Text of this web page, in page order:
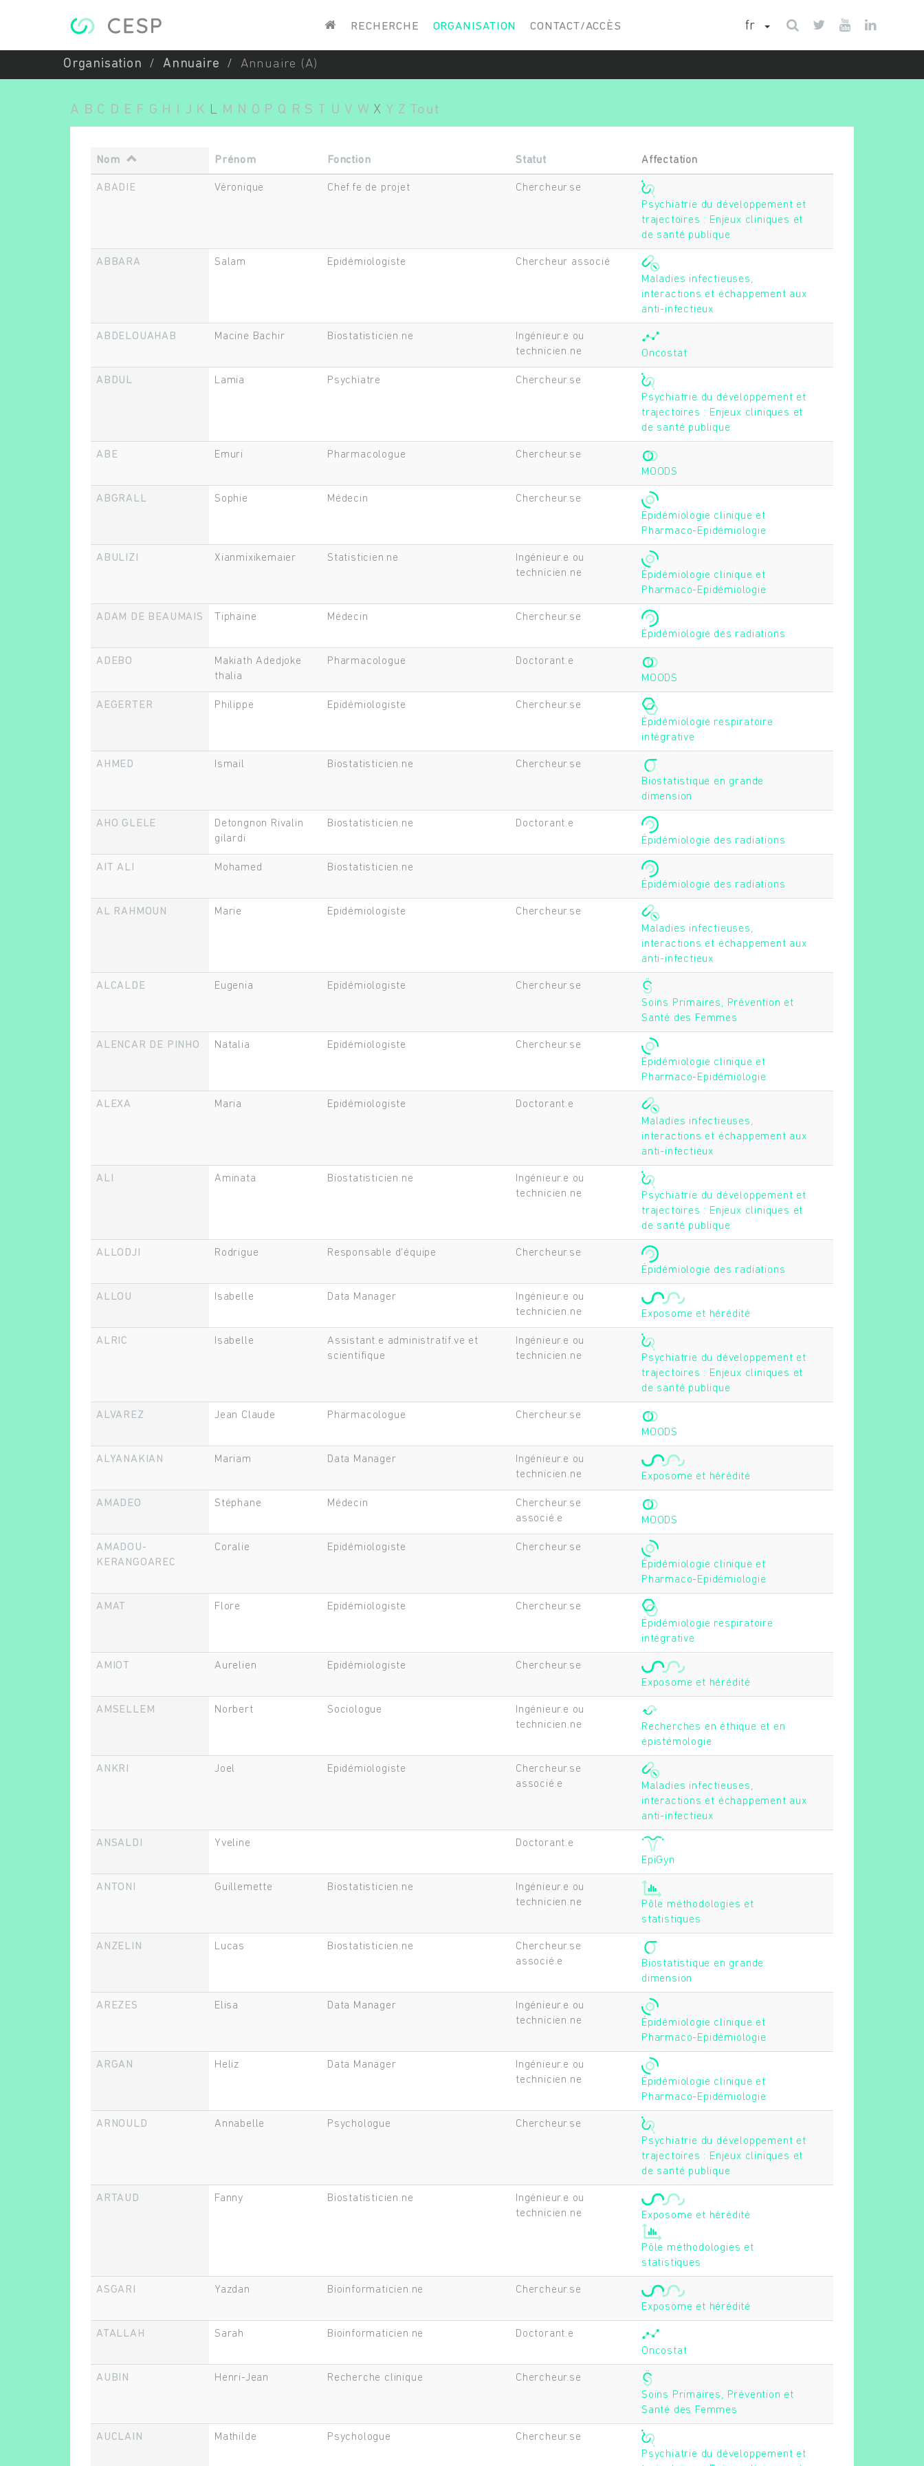
RECHERCHE ORGANISATION CONTACT/ACCÈS fr
Organisation Annuaire Annuaire (A)
A B C D E F G H J K L M N O P Q R S T U V W X Y Z Tout
Nom Prénom Fonction Statut Affectation
ABADIE Véronique Chef.fe de projet
Chercheur.se
Psychiatrie du développement et
trajectoires : Enjeux cliniques et
de santé publique
ABBARA Salam Epidémiologiste
Chercheur associé
Maladies infectieuses,
interactions et échappement aux
anti-infectieux
ABDELOUAHAB Macine Bachir Biostatisticien.ne
Ingénieur.e ou
technicien.ne
Oncostat
ABDUL Lamia Psychiatre
Chercheur.se
Psychiatrie du développement et
trajectoires : Enjeux cliniques et
de santé publique
ABE Emuri Pharmacologue
Chercheur.se
MOODS
ABGRALL Sophie Médecin
Chercheur.se
Épidémiologie clinique et
Pharmaco-Epidémiologie
ABULIZI Xianmixikemaier Statisticien.ne
Ingénieur.e ou
technicien.ne
Épidémiologie clinique et
Pharmaco-Epidémiologie
ADAM DE BEAUMAIS Tiphaine Médecin
Chercheur.se
Épidémiologie des radiations
ADEBO
Makiath Adedjoke
thalia
Pharmacologue
Doctorant.e
MOODS
AEGERTER Philippe Epidémiologiste
Chercheur.se
Épidémiologie respiratoire
intégrative
AHMED Ismail Biostatisticien.ne
Chercheur.se
Biostatistique en grande
dimension
AHO GLELE
Detongnon Rivalin
gilardi
Biostatisticien.ne
Doctorant.e
Épidémiologie des radiations
AIT ALI Mohamed
Biostatisticien.ne
Épidémiologie des radiations
AL RAHMOUN Marie Epidémiologiste
Chercheur.se
Maladies infectieuses,
interactions et échappement aux
anti-infectieux
ALCALDE Eugenia Epidémiologiste
Chercheur.se
Soins Primaires, Prévention et
Santé des Femmes
ALENCAR DE PINHO Natalia Epidémiologiste
Chercheur.se
Épidémiologie clinique et
Pharmaco-Epidémiologie
ALEXA Maria Epidémiologiste
Doctorant.e
Maladies infectieuses,
interactions et échappement aux
anti-infectieux
ALI Aminata Biostatisticien.ne
Ingénieur.e ou
technicien.ne
Psychiatrie du développement et
trajectoires : Enjeux cliniques et
de santé publique
ALLODJI Rodrigue Responsable d'équipe
Chercheur.se
Épidémiologie des radiations
ALLOU Isabelle Data Manager
Ingénieur.e ou
technicien.ne
Exposome et hérédité
ALRIC Isabelle
Assistant.e administratif.ve et
scientifique
Ingénieur.e ou
technicien.ne
Psychiatrie du développement et
trajectoires : Enjeux cliniques et
de santé publique
ALVAREZ Jean Claude Pharmacologue
Chercheur.se
MOODS
ALYANAKIAN Mariam Data Manager
Ingénieur.e ou
technicien.ne
Exposome et hérédité
AMADEO Stéphane Médecin
Chercheur.se
associé.e
MOODS
AMADOU-
KERANGOAREC
Coralie Epidémiologiste
Chercheur.se
Épidémiologie clinique et
Pharmaco-Epidémiologie
AMAT Flore Epidémiologiste
Chercheur.se
Épidémiologie respiratoire
intégrative
AMIOT Aurelien Epidémiologiste
Chercheur.se
Exposome et hérédité
AMSELLEM Norbert Sociologue
Ingénieur.e ou
technicien.ne
Recherches en éthique et en
épistémologie
ANKRI Joel Epidémiologiste
Chercheur.se
associé.e
Maladies infectieuses,
interactions et échappement aux
anti-infectieux
ANSALDI Yveline
Doctorant.e
EpiGyn
ANTONI Guillemette Biostatisticien.ne
Ingénieur.e ou
technicien.ne
Pôle méthodologies et
statistiques
ANZELIN Lucas Biostatisticien.ne
Chercheur.se
associé.e
Biostatistique en grande
dimension
AREZES Elisa Data Manager
Ingénieur.e ou
technicien.ne
Épidémiologie clinique et
Pharmaco-Epidémiologie
ARGAN Heliz Data Manager
Ingénieur.e ou
technicien.ne
Épidémiologie clinique et
Pharmaco-Epidémiologie
ARNOULD Annabelle Psychologue
Chercheur.se
Psychiatrie du développement et
trajectoires : Enjeux cliniques et
de santé publique
ARTAUD Fanny Biostatisticien.ne
Ingénieur.e ou
technicien.ne
Exposome et hérédité
Pôle méthodologies et
statistiques
ASGARI Yazdan Bioinformaticien.ne
Chercheur.se
Exposome et hérédité
ATALLAH Sarah Bioinformaticien.ne
Doctorant.e
Oncostat
AUBIN Henri-Jean Recherche clinique
Chercheur.se
Soins Primaires, Prévention et
Santé des Femmes
AUCLAIN Mathilde Psychologue
Chercheur.se
Psychiatrie du développement et